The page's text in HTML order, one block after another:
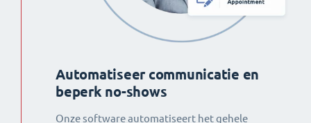
Automatiseer communicatie en
beperk no-shows
Onze software automatiseert het gehele